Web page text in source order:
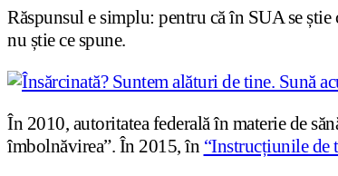
Răspunsul e simplu: pentru că în SUA se
nu știe ce spune.
În 2010, autoritatea federală în materie de
îmbolnăvirea”. În 2015, în “Instrucțiunile de